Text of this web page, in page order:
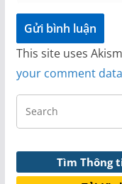
This site uses
your comment
Tìm Thông